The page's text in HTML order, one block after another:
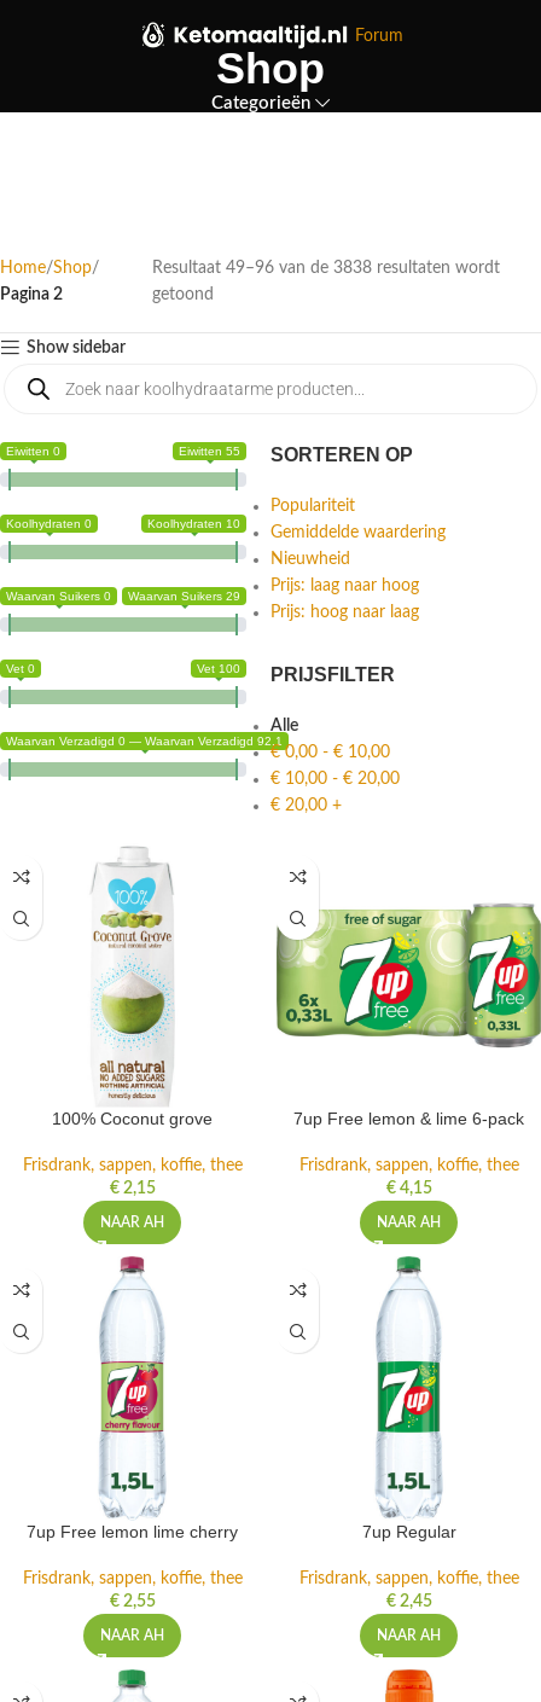
Forum
Shop
Categorieën
Home Shop
Pagina 2
Resultaat 49–96 van de 3838 resultaten wordt
getoond
Show sidebar
Eiwitten 0 Eiwitten 55
Koolhydraten 0 Koolhydraten 10
Waarvan Suikers 0 Waarvan Suikers 29
Vet 0 Vet 100
Waarvan Verzadigd 0 — Waarvan Verzadigd 92.1
SORTEREN OP
Populariteit
Gemiddelde waardering
Nieuwheid
Prijs: laag naar hoog
Prijs: hoog naar laag
PRIJSFILTER
Alle
€0,00 - € 10,00
€ 10,00 - € 20,00
€ 20,00 +
100% Coconut grove
Frisdrank, sappen, koffie, thee
€2,15
NAAR AH
7up Free lemon & lime 6-pack
Frisdrank, sappen, koffie, thee
€4,15
NAAR AH
7up Free lemon lime cherry
Frisdrank, sappen, koffie, thee
€2,55
NAAR AH
7up Regular
Frisdrank, sappen, koffie, thee
€2,45
NAAR AH